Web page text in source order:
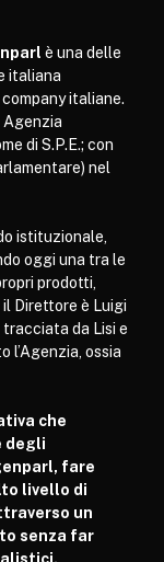
è una delle
italiana
italiane.
Agenzia
di S.P.E.; con
nel
istituzionale,
oggi una tra le
prodotti,
il Direttore è Luigi
da Lisi e
l’Agenzia, ossia
che
degli
fare
livello di
un
senza far